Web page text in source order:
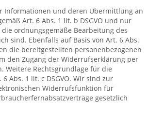
Informationen und deren Übermittlung an
Art. 6 Abs. 1 lit. b DSGVO und nur
ordnungsgemäße Bearbeitung des
sind. Ebenfalls auf Basis von Art. 6 Abs.
die bereitgestellten personenbezogenen
den Zugang der Widerrufserklärung per
Weitere Rechtsgrundlage für die
Abs. 1 lit. c DSGVO. Wir sind zur
Widerrufsfunktion für
gesetzlich